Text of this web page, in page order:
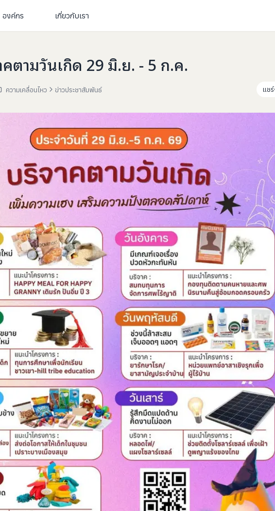
องค์กร เกี่ยวกับเรา
คตามวันเกิด 29 มิ.ย. - 5 ก.ค.
ความเคลื่อนไหว ข่าวประชาสัมพันธ์ แชร์